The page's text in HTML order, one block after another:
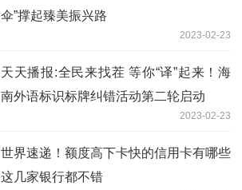
伞”撑起臻美振兴路
2023-02-23
天天播报:全民来找茬 等你“译”起来！海
南外语标识标牌纠错活动第二轮启动
2023-02-23
世界速递！额度高下卡快的信用卡有哪些
这几家银行都不错